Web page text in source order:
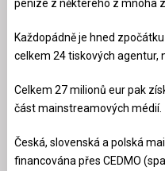
peníze z některého z mnoha
Každopádně je hned
celkem 24 tiskových agentur,
Celkem 27 milionů eur pak
část mainstreamových médií.
Česká, slovenská a polská
financována přes CEDMO